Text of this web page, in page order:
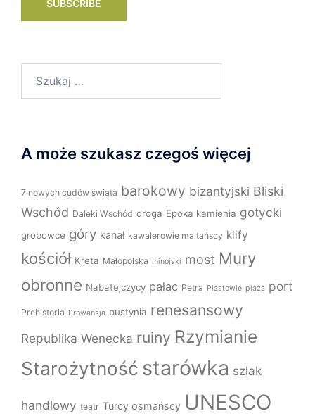
SUBSCRIBE
A może szukasz czegoś więcej
7 nowych cudów świata barokowy bizantyjski Bliski
Wschód Daleki Wschód droga Epoka kamienia gotycki
grobowce góry kanał kawalerowie maltańscy klify
kościół Kreta Małopolska minojski most Mury
obronne Nabatejczycy pałac Petra Piastowie plaża port
Prehistoria Prowansja pustynia renesansowy
Republika Wenecka ruiny Rzymianie
Starożytność starówka szlak
handlowy teatr Turcy osmańscy UNESCO